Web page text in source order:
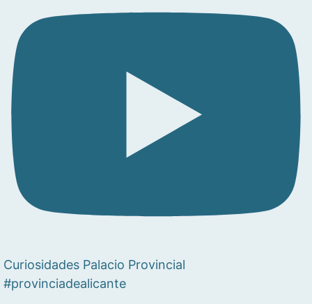
Curiosidades Palacio Provincial
#provinciadealicante